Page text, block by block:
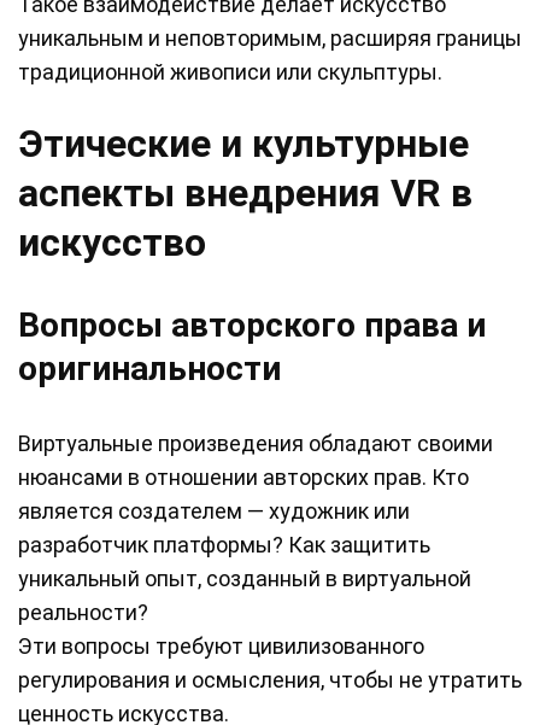
уникальным и неповторимым, расширяя границы
традиционной живописи или скульптуры.
Этические и культурные
аспекты внедрения VR в
искусство
Вопросы авторского права и
оригинальности
Виртуальные произведения обладают своими
нюансами в отношении авторских прав. Кто
является создателем — художник или
разработчик платформы? Как защитить
уникальный опыт, созданный в виртуальной
реальности?
Эти вопросы требуют цивилизованного
регулирования и осмысления, чтобы не утратить
ценность искусства.